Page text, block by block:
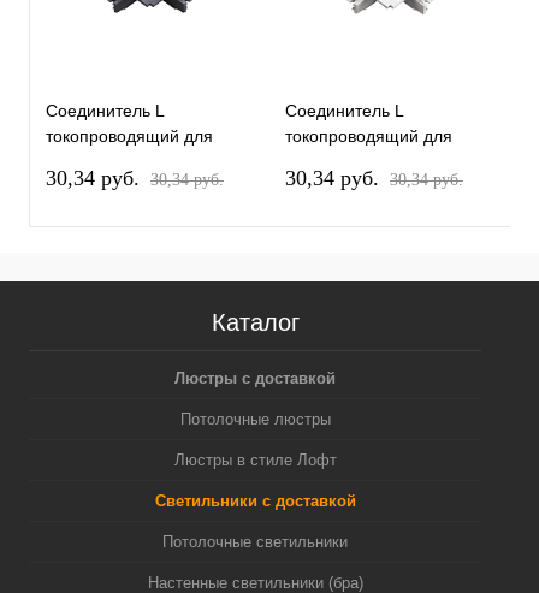
Соединитель L
токопроводящий для
Novotech Smal Shino
30,34 pуб. 30,34 pуб.
Соединитель L
токопроводящий для
Novotech Smal Shino
30,34 pуб. 30,34 pуб.
Каталог
Люстры с доставкой
Потолочные люстры
Люстры в стиле Лофт
Светильники с доставкой
Потолочные светильники
Настенные светильники (бра)